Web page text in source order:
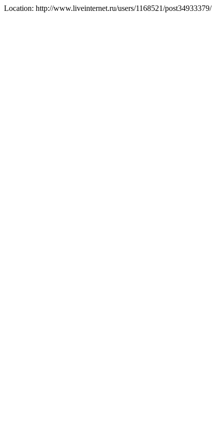
Location: http://www.liveinternet.ru/users/1168521/post34933379/